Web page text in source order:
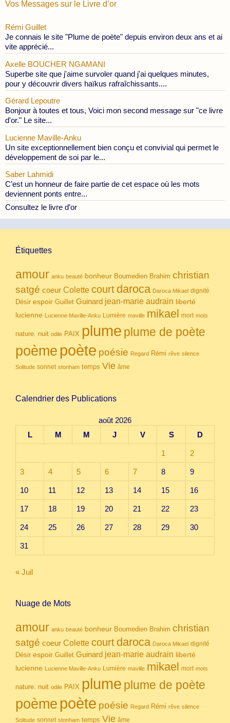
Vos Messages sur le Livre d’or
Rémi Guillet
Je connais le site "Plume de poète" depuis environ deux ans et ai
vite apprécié...
Axelle BOUCHER NGAMANI
Superbe site que j'aime survoler quand j'ai quelques minutes,
pour y découvrir divers haïkus rafraîchissants....
Gérard Lepoutre
Bonjour à toutes et tous, Voici mon second message sur "ce livre
d'or." Le site...
Lucienne Maville-Anku
Un site exceptionnellement bien conçu et convivial qui permet le
développement de soi par le...
Saber Lahmidi
C’est un honneur de faire partie de cet espace où les mots
deviennent ponts entre...
Consultez le livre d’or
Étiquettes
amour anku beauté bonheur Boumedien Brahim christian
satgé coeur Colette court daroca Daroca Mikael dignité
Désir espoir Guillet Guinard jean-marie audrain liberté
lucienne Lucienne Maville-Anku Lumière maville mikael mort mots
nature. nuit odile PAIX plume plume de poète
poème poète poésie Regard Rémi rêve silence
Solitude sonnet stonham temps Vie âme
Calendrier des Publications
août 2026
L
M M J V S D
1 2
3 4 5 6 7 8 9
10 11 12 13 14 15 16
17 18 19 20 21 22 23
24 25 26 27 28 29 30
31
« Juil
Nuage de Mots
amour anku beauté bonheur Boumedien Brahim christian
satgé coeur Colette court daroca Daroca Mikael dignité
Désir espoir Guillet Guinard jean-marie audrain liberté
lucienne Lucienne Maville-Anku Lumière maville mikael mort mots
nature. nuit odile PAIX plume plume de poète
poème poète poésie Regard Rémi rêve silence
Solitude sonnet stonham temps Vie âme